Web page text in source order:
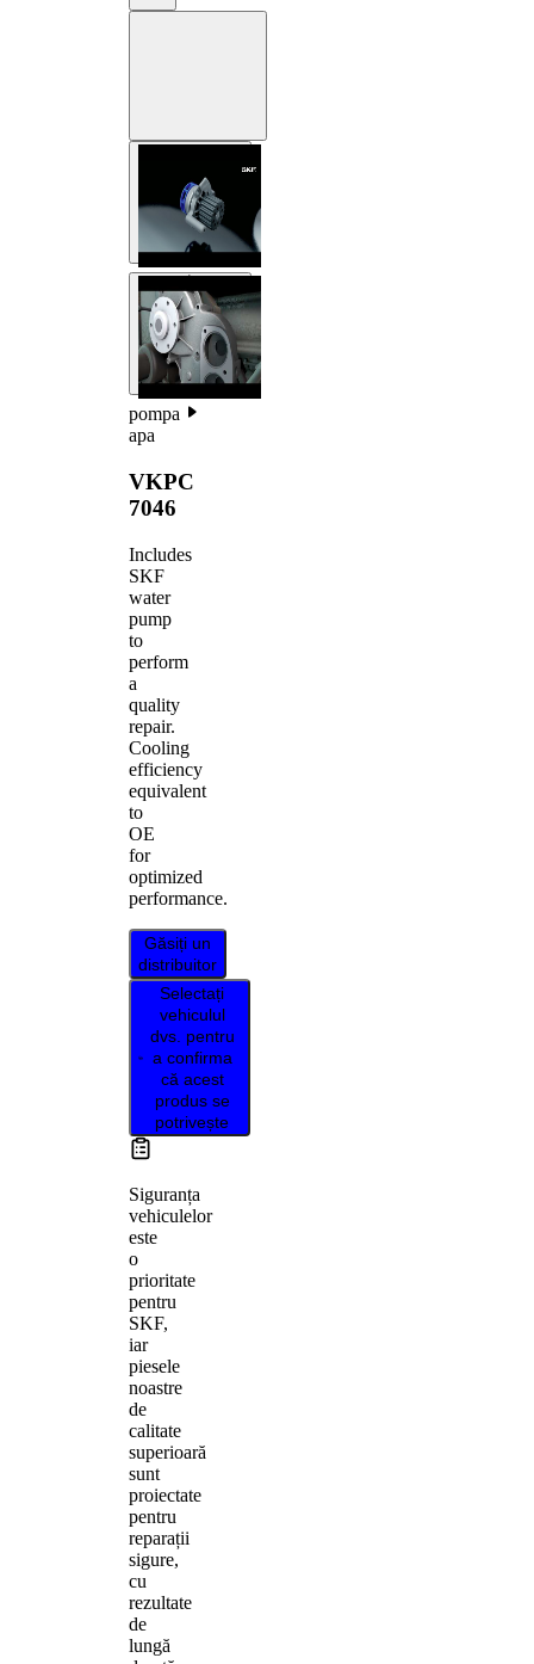
pompa
apa
VKPC
7046
Includes
SKF
water
pump
to
perform
a
quality
repair.
Cooling
efficiency
equivalent
to
OE
for
optimized
performance.
Găsiți un
distribuitor
Selectați
vehiculul
dvs. pentru
a confirma
că acest
produs se
potrivește
Siguranța
vehiculelor
este
o
prioritate
pentru
SKF,
iar
piesele
noastre
de
calitate
superioară
sunt
proiectate
pentru
reparații
sigure,
cu
rezultate
de
lungă